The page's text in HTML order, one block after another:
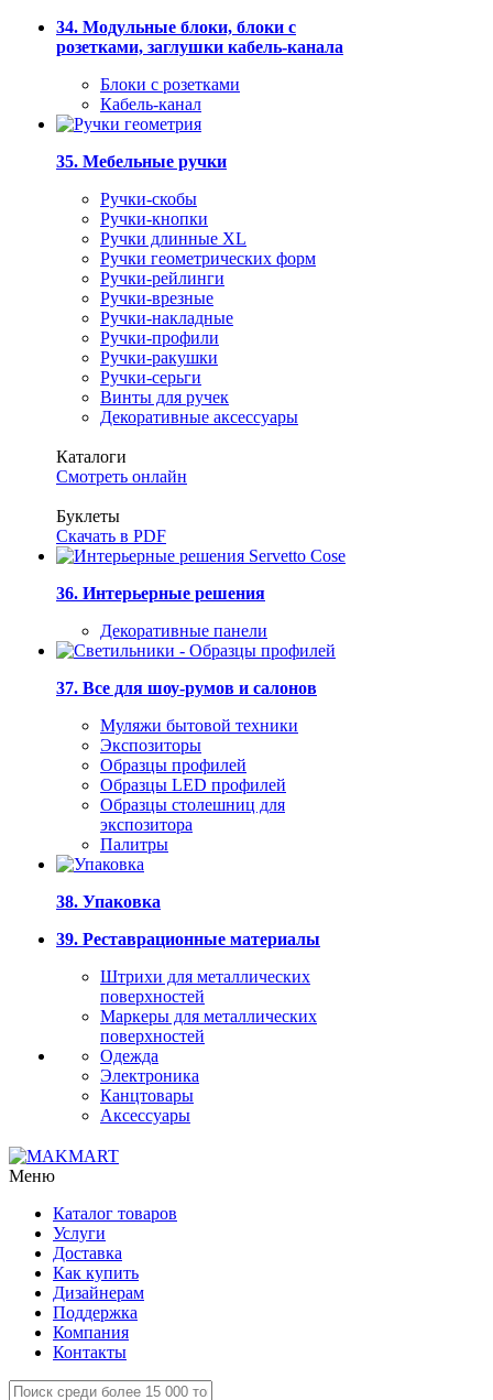
34. Модульные блоки, блоки с
розетками, заглушки кабель-канала
Блоки с розетками
Кабель-канал
35. Мебельные ручки
Ручки-скобы
Ручки-кнопки
Ручки длинные XL
Ручки геометрических форм
Ручки-рейлинги
Ручки-врезные
Ручки-накладные
Ручки-профили
Ручки-ракушки
Ручки-серьги
Винты для ручек
Декоративные аксессуары
Каталоги
Смотреть онлайн
Буклеты
Скачать в PDF
36. Интерьерные решения
Декоративные панели
37. Все для шоу-румов и салонов
Муляжи бытовой техники
Экспозиторы
Образцы профилей
Образцы LED профилей
Образцы столешниц для
экспозитора
Палитры
38. Упаковка
39. Реставрационные материалы
Штрихи для металлических
поверхностей
Маркеры для металлических
поверхностей
Одежда
Электроника
Канцтовары
Аксессуары
Меню
Каталог товаров
Услуги
Доставка
Как купить
Дизайнерам
Поддержка
Компания
Контакты